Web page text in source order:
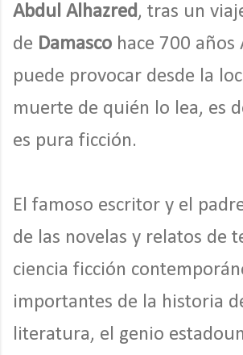
Abdul Alhazred , tras un
de Damasco hace 700 años
puede provocar desde la
muerte de quién lo lea, es
es pura ficción.
El famoso escritor y el
de las novelas y relatos de
ciencia ficción
importantes de la historia
literatura, el genio